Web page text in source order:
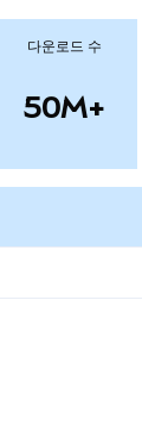
다운로드 수
50M+